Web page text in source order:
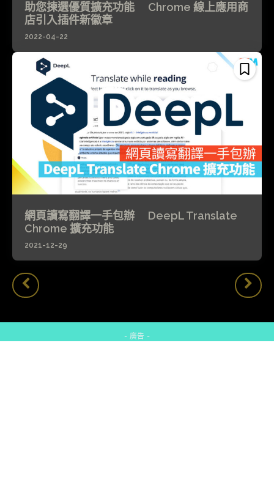
助您揀選優質擴充功能 Chrome 線上應用商
店引入插件新徽章
2022-04-22
網頁讀寫翻譯一手包辦 DeepL Translate
Chrome 擴充功能
2021-12-29
- 廣告 -